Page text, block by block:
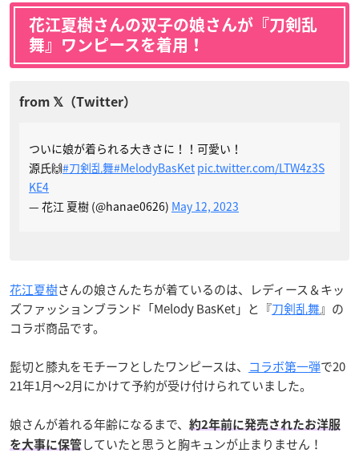
花江夏樹さんの双子の娘さんが『刀剣乱
舞』ワンピースを着用！
ついに娘が着られる大きさに！！可愛い！
源氏🙌#刀剣乱舞#MelodyBasKet pic.twitter.com/LTW4z3S
KE4
— 花江 夏樹 (@hanae0626) May 12, 2023
花江夏樹さんの娘さんたちが着ているのは、レディース＆キッ
ズファッションブランド「Melody BasKet」と『刀剣乱舞』の
コラボ商品です。
髭切と膝丸をモチーフとしたワンピースは、 コラボ第一弾で20
21年1月～2月にかけて予約が受け付けられていました。
娘さんが着れる年齢になるまで、
約2年前に発売されたお洋服
を大事に保管 していたと思うと胸キュンが止まりません！